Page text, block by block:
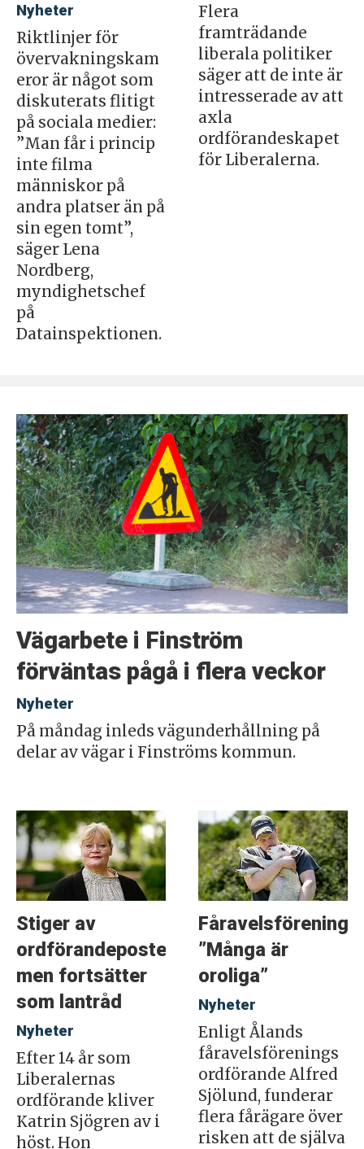
Nyheter
Riktlinjer för
övervakningskam
eror är något som
diskuterats flitigt
på sociala medier:
”Man får i princip
inte filma
människor på
andra platser än på
sin egen tomt”,
säger Lena
Nordberg,
myndighetschef
på
Datainspektionen.
Flera
framträdande
liberala politiker
säger att de inte är
intresserade av att
axla
ordförandeskapet
för Liberalerna.
Vägarbete i Finström
förväntas pågå i flera veckor
Nyheter
På måndag inleds vägunderhållning på
delar av vägar i Finströms kommun.
Stiger av
ordförandeposten
men fortsätter
som lantråd
Nyheter
Efter 14 år som
Liberalernas
ordförande kliver
Katrin Sjögren av i
höst. Hon
”Många är
oroliga”
Nyheter
Enligt Ålands
fåravelsförenings
ordförande Alfred
Sjölund, funderar
flera fårägare över
risken att de själva